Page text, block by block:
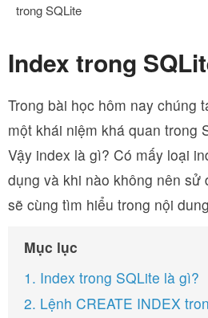
trong SQLite
Index trong
Trong bài học hôm nay chúng
một khái niệm khá quan trong
Vậy index là gì? Có mấy loại
dụng và khi nào không nên sử
sẽ cùng tìm hiểu trong nội
Mục lục
1. Index trong SQLite là gì?
2. Lệnh CREATE INDEX